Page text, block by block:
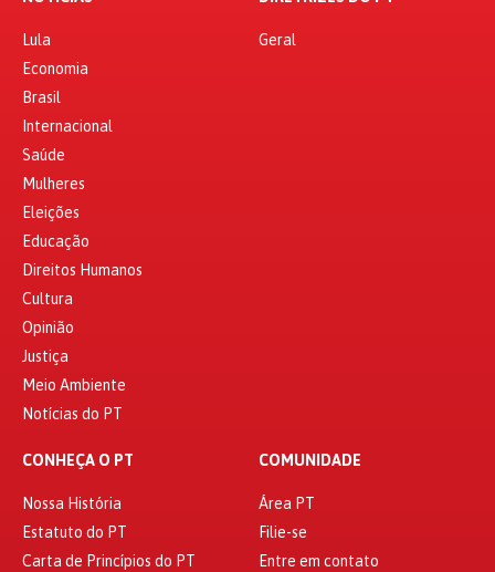
Lula
Economia
Brasil
Internacional
Saúde
Mulheres
Eleições
Educação
Direitos Humanos
Cultura
Opinião
Justiça
Meio Ambiente
Notícias do PT
Geral
CONHEÇA O PT
Nossa História
Estatuto do PT
Carta de Princípios do PT
COMUNIDADE
Área PT
Filie-se
Entre em contato